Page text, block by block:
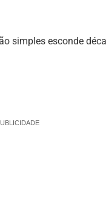
simples esconde